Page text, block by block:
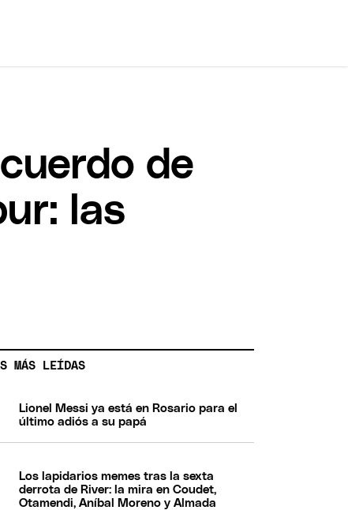
de
las
MÁS LEÍDAS
Lionel Messi ya está en Rosario para el
último adiós a su papá
Los lapidarios memes tras la sexta
derrota de River: la mira en Coudet,
Otamendi, Aníbal Moreno y Almada